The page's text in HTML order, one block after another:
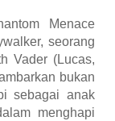
Menace
seorang
Vader (Lucas,
bukan
sebagai anak
menghapi